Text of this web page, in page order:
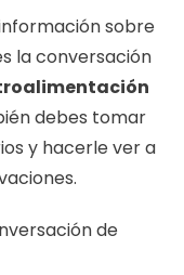
sobre
la conversación
debes tomar
y hacerle ver a
de